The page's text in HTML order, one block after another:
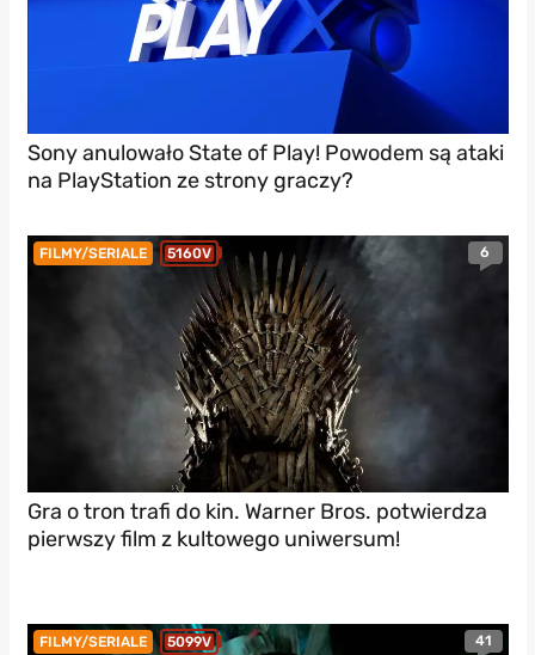
Sony anulowało State of Play! Powodem są ataki
na PlayStation ze strony graczy?
FILMY/SERIALE 5160V 6
Gra o tron trafi do kin. Warner Bros. potwierdza
pierwszy film z kultowego uniwersum!
FILMY/SERIALE 5099V 41